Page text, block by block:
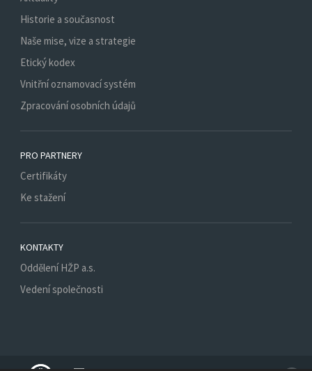
Historie a současnost
Naše mise, vize a strategie
Etický kodex
Vnitřní oznamovací systém
Zpracování osobních údajů
PRO PARTNERY
Certifikáty
Ke stažení
KONTAKTY
Oddělení HŽP a.s.
Vedení společnosti